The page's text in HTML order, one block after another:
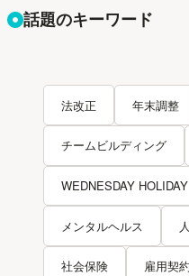
話題のキーワード
法改正 年末調整
チームビルディング
WEDNESDAY HOLIDAY
メンタルヘルス
社会保険 雇用契約